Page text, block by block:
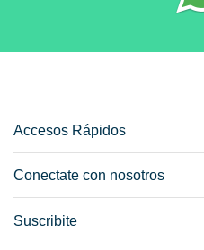
Accesos Rápidos
Conectate con nosotros
Suscribite